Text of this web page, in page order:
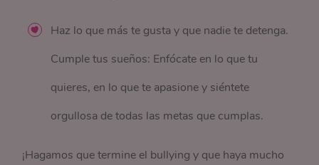
Haz lo que más te gusta y que nadie te detenga.
Cumple tus sueños: Enfócate en lo que tu
quieres, en lo que te apasione y siéntete
orgullosa de todas las metas que cumplas.
¡Hagamos que termine el bullying y que haya mucho